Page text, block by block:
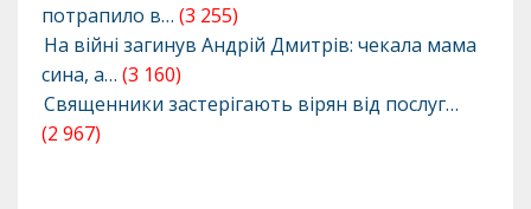
потрапило в… (3 255)
На війні загинув Андрій Дмитрів: чекала мама
сина, а… (3 160)
Священники застерігають вірян від послуг…
(2 967)